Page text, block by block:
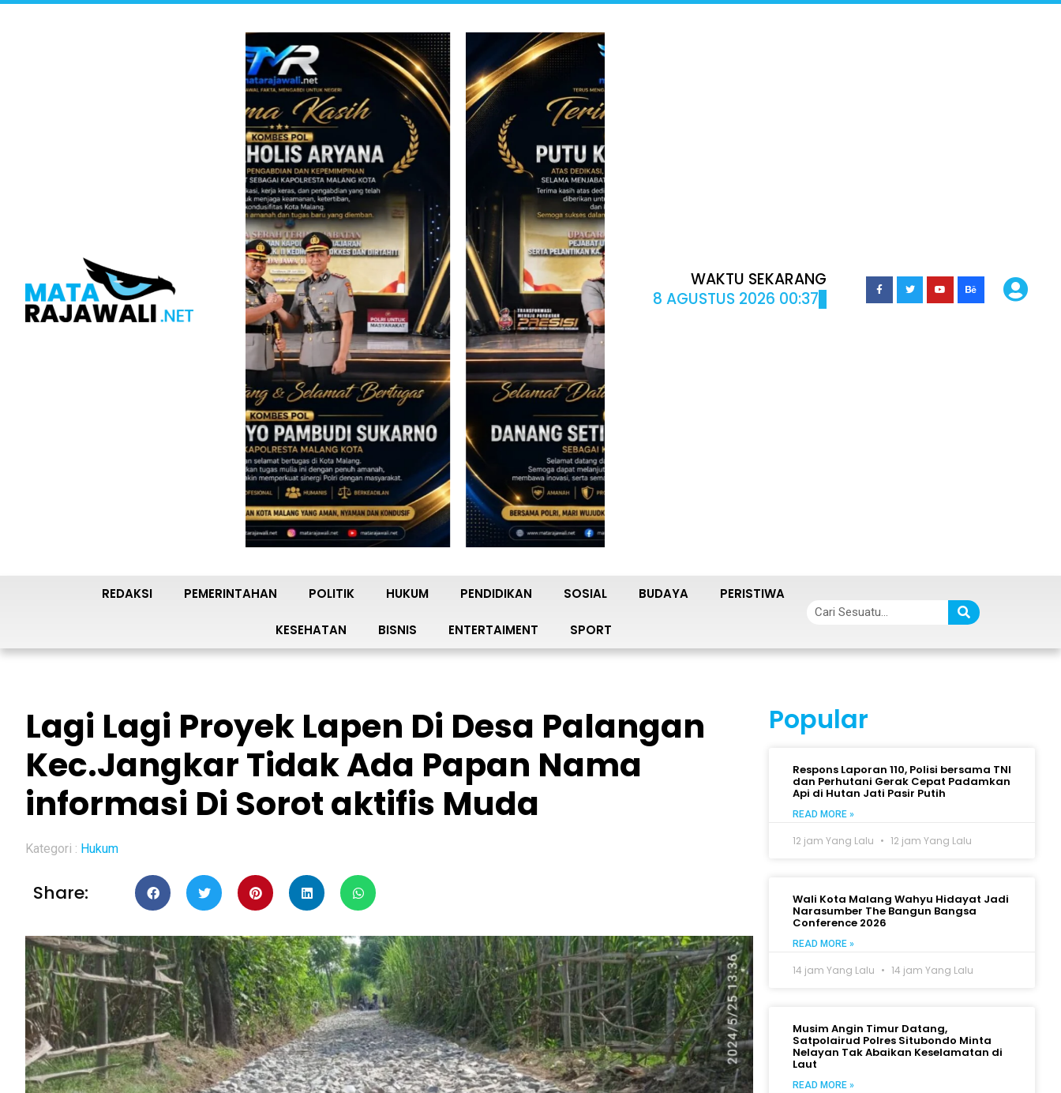
WAKTU SEKARANG
8 AGUSTUS 2026 00:37
REDAKSI PEMERINTAHAN POLITIK HUKUM PENDIDIKAN SOSIAL BUDAYA PERISTIWA
KESEHATAN BISNIS ENTERTAIMENT SPORT
Lagi Lagi Proyek Lapen Di Desa Palangan
Kec.Jangkar Tidak Ada Papan Nama
informasi Di Sorot aktifis Muda
Kategori : Hukum
Share:
Popular
Respons Laporan 110, Polisi bersama TNI
dan Perhutani Gerak Cepat Padamkan
Api di Hutan Jati Pasir Putih
READ MORE »
12 jam Yang Lalu 12 jam Yang Lalu
Wali Kota Malang Wahyu Hidayat Jadi
Narasumber The Bangun Bangsa
Conference 2026
READ MORE »
14 jam Yang Lalu 14 jam Yang Lalu
Musim Angin Timur Datang,
Satpolairud Polres Situbondo Minta
Nelayan Tak Abaikan Keselamatan di
Laut
READ MORE »